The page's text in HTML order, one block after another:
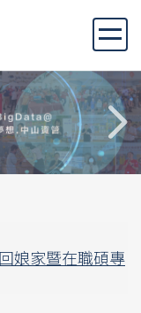
娘家暨在職碩專